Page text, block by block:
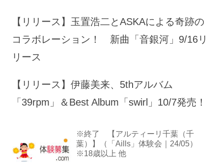
【リリース】玉置浩二とASKAによる奇跡の
コラボレーション！ 新曲「音銀河」9/16リ
リース
【リリース】伊藤美来、5thアルバム
「39rpm」＆Best Album「swirl」10/7発売！
※終了 【アルティーリ千葉（千
葉）】（「Aills」体験会｜24/05）
※18歳以上 他